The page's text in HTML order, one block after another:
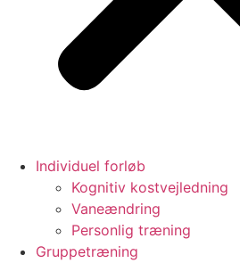
Individuel forløb
Kognitiv kostvejledning
Vaneændring
Personlig træning
Gruppetræning